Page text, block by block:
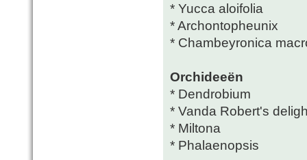
* Yucca aloifolia
* Archontopheunix
* Chambeyronica
Orchideeën
* Dendrobium
* Vanda Robert's
* Miltona
* Phalaenopsis